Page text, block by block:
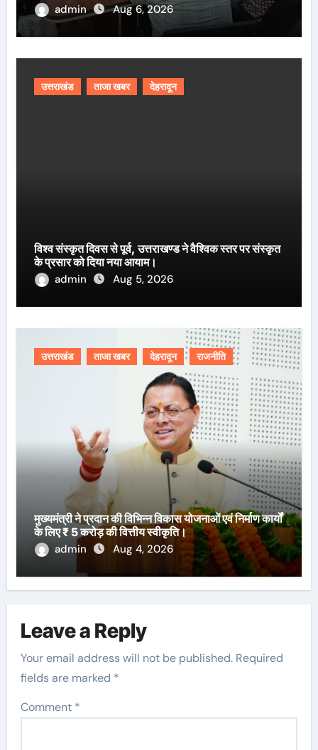
admin
Aug 6, 2026
उत्तराखंड ताजा खबर देहरादून
विश्व संस्कृत दिवस से पूर्व, उत्तराखण्ड ने वैश्विक स्तर पर संस्कृत
के प्रसार को दिया नया आयाम।
admin
Aug 5, 2026
उत्तराखंड ताजा खबर देहरादून राजनीति
मुख्यमंत्री ने प्रदान की विभिन्न विकास योजनाओं एवं निर्माण कार्यों
के लिए ₹ 5 करोड़ की वित्तीय स्वीकृति।
admin
Aug 4, 2026
Leave a Reply
Your email address will not be published. Required
fields are marked *
Comment *